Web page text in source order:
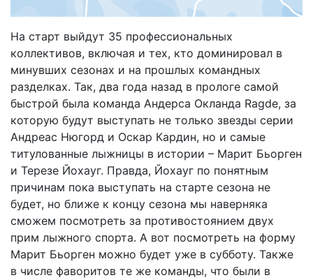
На старт выйдут 35 профессиональных
коллективов, включая и тех, кто доминировал в
минувших сезонах и на прошлых командных
разделках. Так, два года назад в прологе самой
быстрой была команда Андерса Окланда Ragde, за
которую будут выступать не только звезды серии
Андреас Нюгорд и Оскар Кардин, но и самые
титулованные лыжницы в истории – Марит Бьорген
и Терезе Йохауг. Правда, Йохауг по понятным
причинам пока выступать на старте сезона не
будет, но ближе к концу сезона мы наверняка
сможем посмотреть за противостоянием двух
прим лыжного спорта. А вот посмотреть на форму
Марит Бьорген можно будет уже в субботу. Также
в числе фаворитов те же команды, что были в